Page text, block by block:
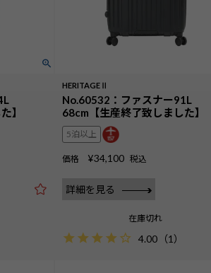
】
HERITAGEⅡ
No.60532：ファスナー91L
68cm【生産終了致しました】
5泊以上
価格 ¥34,100 税込
詳細を見る
在庫切れ
4.00 （1）